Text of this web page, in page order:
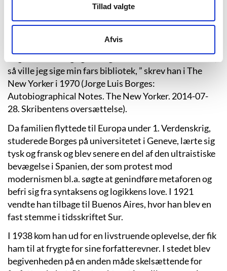
Tillad valgte
Afvis
hjemmet stod farens bogreoler i lange rækker som
trofaste soldater med omkring hundredvis af
inspirationskilder for Borges: ”Hvis nogen spurgte
mig, hvad den vigtigste begivenhed i mit liv har været,
så ville jeg sige min fars bibliotek, ” skrev han i The
New Yorker i 1970 (Jorge Luis Borges:
Autobiographical Notes. The New Yorker. 2014-07-
28. Skribentens oversættelse).
Da familien flyttede til Europa under 1. Verdenskrig,
studerede Borges på universitetet i Geneve, lærte sig
tysk og fransk og blev senere en del af den ultraistiske
bevægelse i Spanien, der som protest mod
modernismen bl.a. søgte at genindføre metaforen og
befri sig fra syntaksens og logikkens love. I 1921
vendte han tilbage til Buenos Aires, hvor han blev en
fast stemme i tidsskriftet Sur.
I 1938 kom han ud for en livstruende oplevelse, der fik
ham til at frygte for sine forfatterevner. I stedet blev
begivenheden på en anden måde skelsættende for